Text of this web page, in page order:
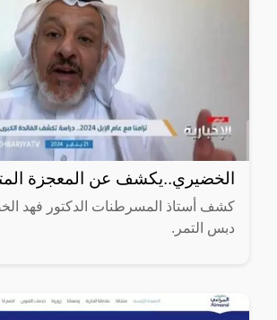
الخضيري..يكشف عن المعجزة
كشف أستاذ المسرطنات الدكتور فهد
دبس التمر.